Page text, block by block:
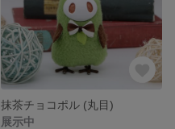
抹茶チョコポル (丸目)
展示中